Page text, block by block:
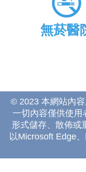
無菸醫
© 2023 本網站內容
一切內容僅供使
形式儲存、散佈或
以Microsoft Edge